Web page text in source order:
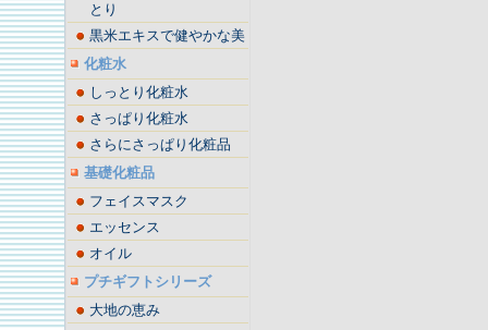
とり
黒米エキスで健やかな美
化粧水
しっとり化粧水
さっぱり化粧水
さらにさっぱり化粧品
基礎化粧品
フェイスマスク
エッセンス
オイル
プチギフトシリーズ
大地の恵み